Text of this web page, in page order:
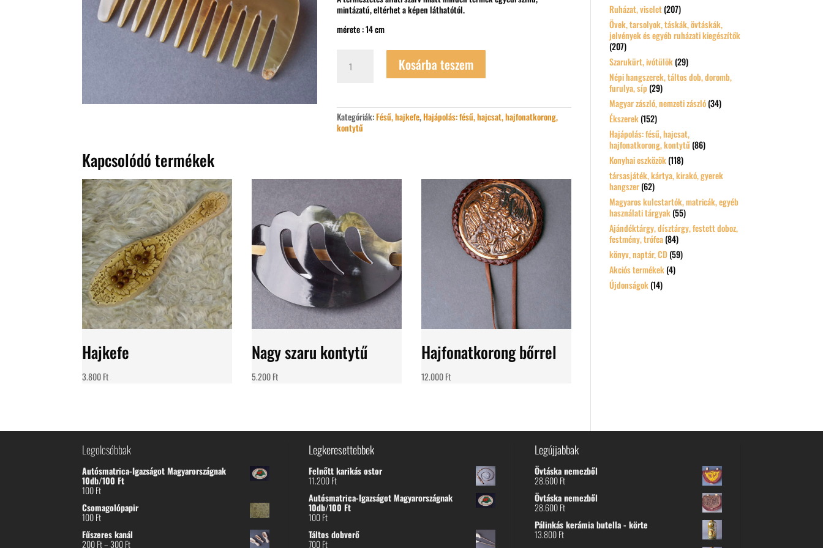
mintázatú, eltérhet a képen láthatótól.
mérete : 14 cm
ritkafogú
Kosárba teszem
Kategóriák:Fésű, hajkefe,Hajápolás: fésű, hajcsat, hajfonatkorong,
kontytű
Kapcsolódó termékek
Hajkefe
3.800Ft
Nagy szaru kontytű
5.200Ft
Hajfonatkorong bőrrel
12.000Ft
Ruházat, viselet(207)
Övek, tarsolyok, táskák, övtáskák,
jelvények és egyéb ruházati kiegészítők
(207)
Szarukürt, ivótülök(29)
Népi hangszerek, táltos dob, doromb,
furulya, síp (29)
Magyar zászló, nemzeti zászló(34)
Ékszerek(152)
Hajápolás: fésű, hajcsat,
hajfonatkorong, kontytű(86)
Konyhai eszközök(118)
társasjáték, kártya, kirakó, gyerek
hangszer(62)
Magyaros kulcstartók, matricák, egyéb
használati tárgyak(55)
Ajándéktárgy, dísztárgy, festett doboz,
festmény, trófea(84)
könyv, naptár, CD (59)
Akciós termékek(4)
Újdonságok(14)
Legolcsóbbak
Autósmatrica-Igazságot Magyarországnak
10db/100 Ft
100Ft
Csomagolópapir
100Ft
Fűszeres kanál
200Ft– 300FtÁrtartomány:
Legkeresettebbek
Felnőtt karikás ostor
11.200Ft
Autósmatrica-Igazságot Magyarországnak
10db/100 Ft
100Ft
Táltos dobverő
700Ft
Legújjabbak
Övtáska nemezből
28.600Ft
Övtáska nemezből
28.600Ft
Pálinkás kerámia butella - körte
13.800Ft